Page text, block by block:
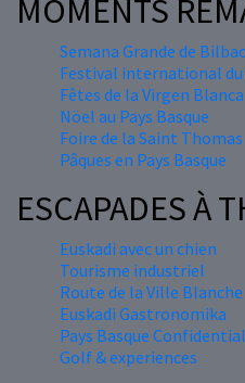
MOMENTS
Semana Grande de
Festival international
Fêtes de la Virgen Blanca
Nöel au Pays Basque
Foire de la Saint Thomas
Pâques en Pays Basque
ESCAPADES À
Euskadi avec un chien
Tourisme industriel
Route de la Ville Blanche
Euskadi Gastronomika
Pays Basque Confidential
Golf & experiences